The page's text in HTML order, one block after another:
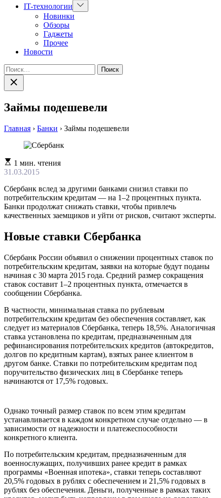
IT-технологии
Показать
подменю
Новинки
Обзоры
Гаджеты
Прочее
Новости
Найти:
Закрыть
поиск
Займы подешевели
Главная › Банки › Займы подешевели
Расчетное
время
1 мин. чтения
31.03.2015
Сбербанк вслед за другими банками снизил ставки по
потребительским кредитам — на 1–2 процентных пункта.
Банки продолжат снижать ставки, чтобы привлечь
качественных заемщиков и уйти от рисков, считают эксперты.
Новые ставки Сбербанка
Сбербанк России объявил о снижении процентных ставок по
потребительским кредитам, заявки на которые будут поданы
начиная с 30 марта 2015 года. Средний размер сокращения
ставок составит 1–2 процентных пункта, отмечается в
сообщении Сбербанка.
В частности, минимальная ставка по рублевым
потребительским кредитам без обеспечения составляет, как
следует из материалов Сбербанка, теперь 18,5%. Аналогичная
ставка установлена по кредитам, предназначенным для
рефинансирования потребительских кредитов (автокредитов,
долгов по кредитным картам), взятых ранее клиентом в
другом банке. Ставки по потребительским кредитам под
поручительство физических лиц в Сбербанке теперь
начинаются от 17,5% годовых.
Однако точный размер ставок по всем этим кредитам
устанавливается в каждом конкретном случае отдельно — в
зависимости от надежности и платежеспособности
конкретного клиента.
По потребительским кредитам, предназначенным для
военнослужащих, получивших ранее кредит в рамках
программы «Военная ипотека», ставки теперь составляют
20,5% годовых в рублях с обеспечением и 21,5% годовых в
рублях без обеспечения. Деньги, полученные в рамках таких